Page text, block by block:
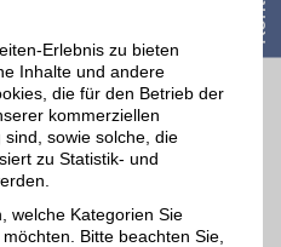
und das
wird stetig
Jetzt mit BSW-
sparen.
Erlebnis zu bieten
Inhalte und andere
die für den Betrieb der
kommerziellen
sowie solche, die
zu Statistik- und
welche Kategorien Sie
Bitte beachten Sie,